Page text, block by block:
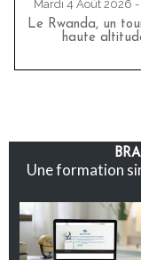
Mardi 4 Août 2026
Le Rwanda, un
haute
Une formation